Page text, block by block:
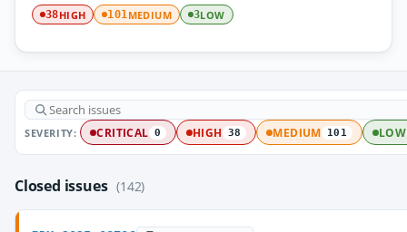
38HIGH 101MEDIUM 3LOW
SEVERITY: CRITICAL 0 HIGH 38 MEDIUM 101 LOW
Closed issues (142)